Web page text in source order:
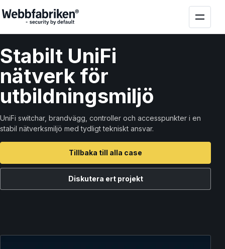
Stabilt UniFi
nätverk för
utbildningsmiljö
UniFi switchar, brandvägg, controller och accesspunkter i en
stabil nätverksmiljö med tydligt tekniskt ansvar.
Tillbaka till alla case
Diskutera ert projekt